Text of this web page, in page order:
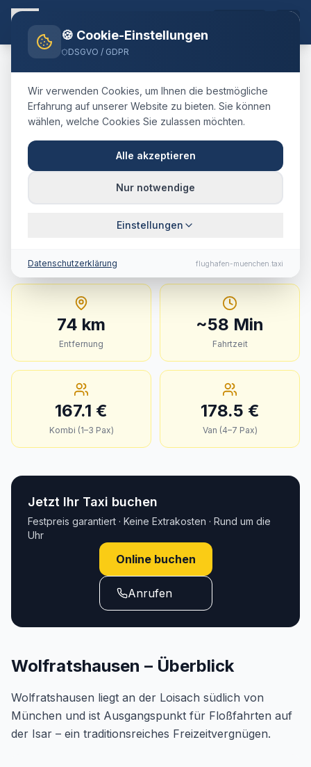
Home Blog TaxiWolfratshausenMünchen Airport
🇩🇪 Deutschland Landkreis Bad Tölz-Wolfratshausen
TaxiWolfratshausen→
Flughafen München
Festpreis, Fahrtdauer &
Tipps
74 km
Entfernung
~58 Min
Fahrtzeit
167.1 €
Kombi (1–3 Pax)
178.5 €
Van (4–7 Pax)
Jetzt Ihr Taxi buchen
Festpreis garantiert · Keine Extrakosten · Rund um die
Uhr
Online buchen
Anrufen
Wolfratshausen – Überblick
Wolfratshausen liegt an der Loisach südlich von
München und ist Ausgangspunkt für Floßfahrten auf
der Isar – ein traditionsreiches Freizeitvergnügen.
🍪 Cookie-Einstellungen
DSGVO / GDPR
Wir verwenden Cookies, um Ihnen die bestmögliche
Erfahrung auf unserer Website zu bieten. Sie können
wählen, welche Cookies Sie zulassen möchten.
Alle akzeptieren
Nur notwendige
Einstellungen
Datenschutzerklärung flughafen-muenchen.taxi